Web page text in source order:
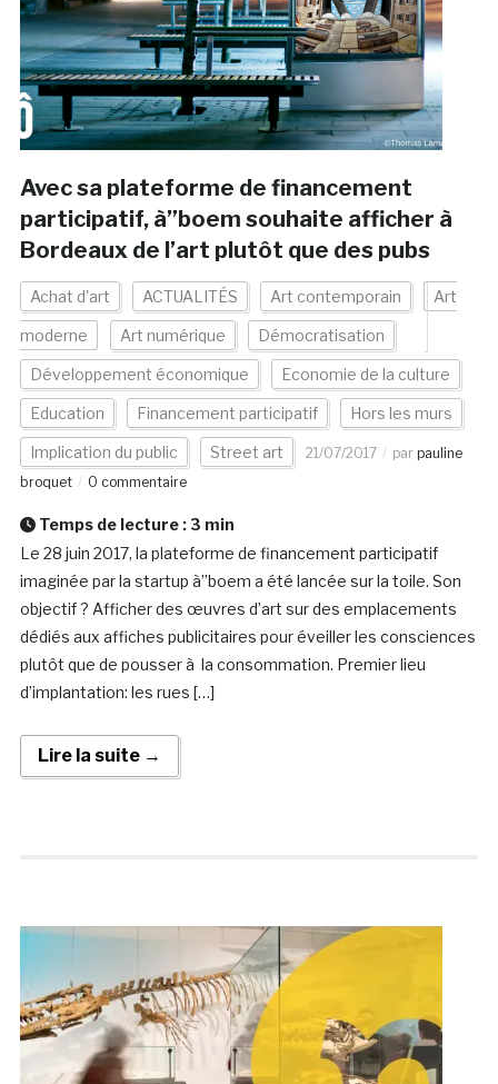
Avec sa plateforme de financement
participatif, à”boem souhaite afficher à
Bordeaux de l’art plutôt que des pubs
Achat d'art ACTUALITÉS Art contemporain Art
moderne Art numérique Démocratisation
Développement économique Economie de la culture
Education Financement participatif Hors les murs
Implication du public Street art 21/07/2017 par pauline
broquet
0 commentaire
Temps de lecture : 3 min
Le 28 juin 2017, la plateforme de financement participatif
imaginée par la startup à”boem a été lancée sur la toile. Son
objectif ? Afficher des œuvres d’art sur des emplacements
dédiés aux affiches publicitaires pour éveiller les consciences
plutôt que de pousser à la consommation. Premier lieu
d’implantation: les rues […]
Lire la suite →